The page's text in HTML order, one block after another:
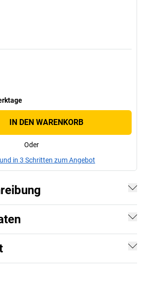
IN DEN WARENKORB
Oder
in 3 Schritten zum Angebot